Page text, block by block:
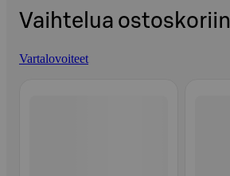
Vaihtelua ostoskoriin
Vartalovoiteet